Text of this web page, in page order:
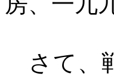
さて、